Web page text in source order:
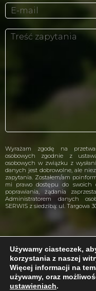
Problem z internetem?
Wyrażam zgodę na
osobowych zgodnie z
osobowych w związku z
danych jest dobrowolne, ale
zapytania. Zostałem/am
mi prawo dostępu do swoich
poprawiania, żądania
Administratorem danych
SERWIS z siedzibą: ul. Targowa
projekt i
Używamy ciasteczek,
korzystania z naszej
Więcej informacji na
używamy, oraz
ustawieniach.